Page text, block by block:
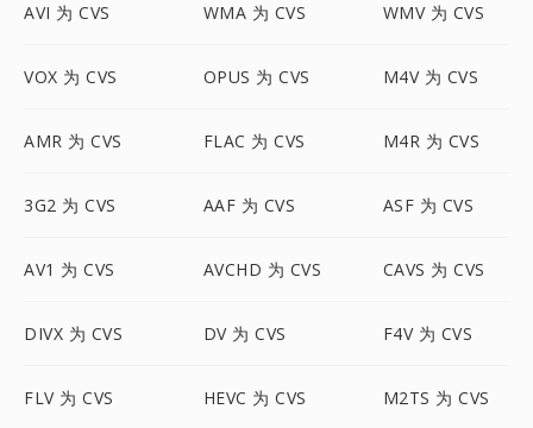
AVI 为 CVS WMA 为 CVS WMV 为 CVS
VOX 为 CVS OPUS 为 CVS M4V 为 CVS
AMR 为 CVS FLAC 为 CVS M4R 为 CVS
3G2 为 CVS AAF 为 CVS ASF 为 CVS
AV1 为 CVS AVCHD 为 CVS CAVS 为 CVS
DIVX 为 CVS DV 为 CVS F4V 为 CVS
FLV 为 CVS HEVC 为 CVS M2TS 为 CVS